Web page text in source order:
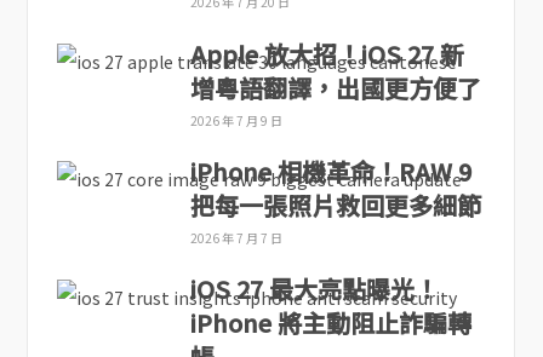
Apple 放大招！iOS 27 新
增粵語翻譯，出國更方便了
2026 年 7 月 9 日
iPhone 相機革命！RAW 9
把每一張照片救回更多細節
2026 年 7 月 7 日
iOS 27 最大亮點曝光！
iPhone 將主動阻止詐騙轉